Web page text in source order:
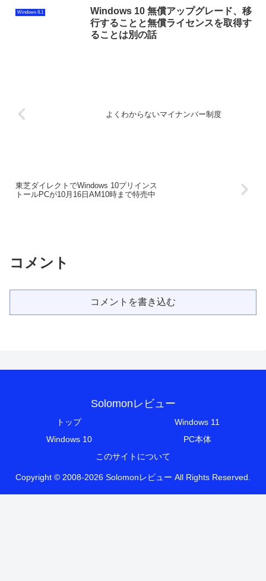
Windows 8.1
Windows 10 無償アップグレード、移
行することと無償ライセンスを取得す
ることは別の話
よくわからないマイナンバー制度
東芝ダイレクトでWindows 10プリインス
トールPCが10月16日AM10時まで特売中
コメント
コメントを書き込む
Solomonレビュー
トップ
Windows 11
Windows 10
PC本体
このサイトについて
Copyright © 2008-2026 Solomonレビュー All Rights Reserved.